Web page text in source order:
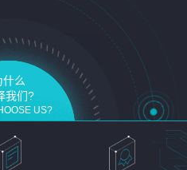
什么
我们?
US?